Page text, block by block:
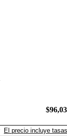
El precio incluye tasas